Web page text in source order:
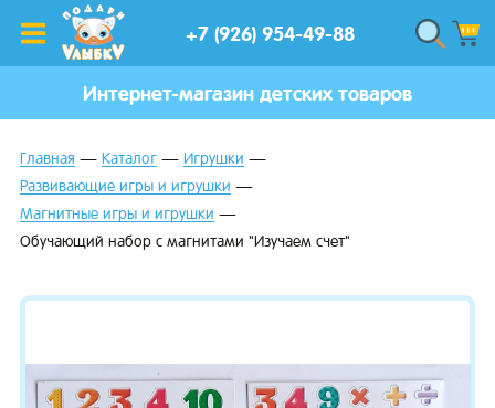
+7 (926) 954-49-88
Интернет-магазин детских товаров
Главная Каталог
Игрушки
Развивающие игры и игрушки
Магнитные игры и игрушки
Обучающий набор с магнитами "Изучаем счет"